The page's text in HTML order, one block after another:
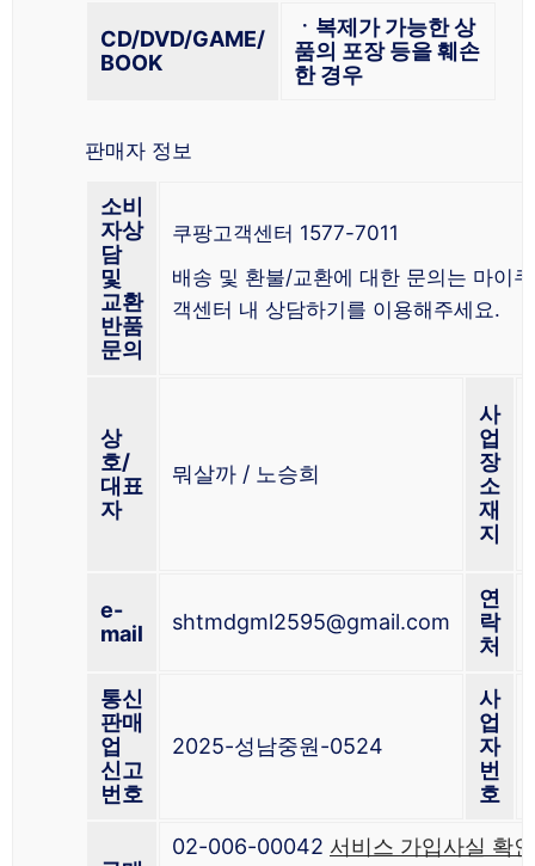
CD/DVD/GAME/
BOOK
ㆍ복제가 가능한 상
품의 포장 등을 훼손
한 경우
판매자 정보
소비
자상
담
및
교환
반품
문의
쿠팡고객센터 1577-7011
배송 및 환불/교환에 대한 문의는 마이
객센터 내 상담하기를 이용해주세요.
상
호/
대표
자
뭐살까 / 노승희
사
업
장
소
재
지
e-
mail
shtmdgml2595@gmail.com
연
락
처
통신
판매
업
신고
번호
2025-성남중원-0524
사
업
자
번
호
02-006-00042 서비스 가입사실 확